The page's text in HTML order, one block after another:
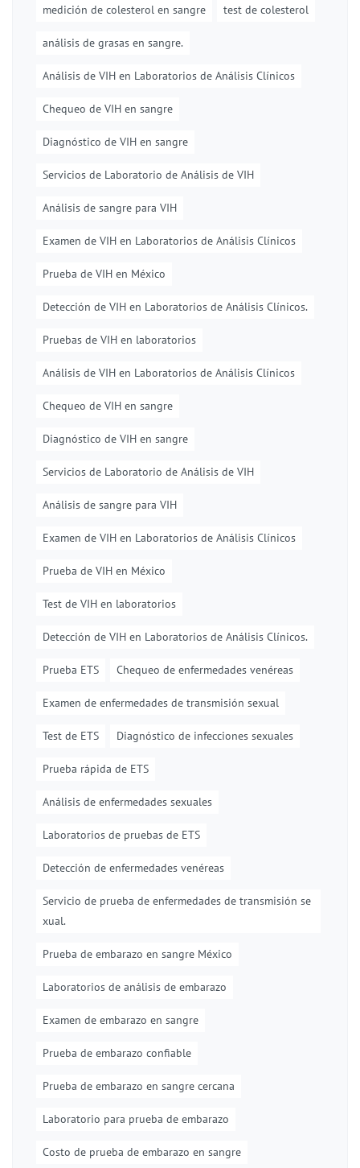
medición de colesterol en sangre test de colesterol
análisis de grasas en sangre.
Análisis de VIH en Laboratorios de Análisis Clínicos
Chequeo de VIH en sangre
Diagnóstico de VIH en sangre
Servicios de Laboratorio de Análisis de VIH
Análisis de sangre para VIH
Examen de VIH en Laboratorios de Análisis Clínicos
Prueba de VIH en México
Detección de VIH en Laboratorios de Análisis Clínicos.
Pruebas de VIH en laboratorios
Análisis de VIH en Laboratorios de Análisis Clínicos
Chequeo de VIH en sangre
Diagnóstico de VIH en sangre
Servicios de Laboratorio de Análisis de VIH
Análisis de sangre para VIH
Examen de VIH en Laboratorios de Análisis Clínicos
Prueba de VIH en México
Test de VIH en laboratorios
Detección de VIH en Laboratorios de Análisis Clínicos.
Prueba ETS Chequeo de enfermedades venéreas
Examen de enfermedades de transmisión sexual
Test de ETS Diagnóstico de infecciones sexuales
Prueba rápida de ETS
Análisis de enfermedades sexuales
Laboratorios de pruebas de ETS
Detección de enfermedades venéreas
Servicio de prueba de enfermedades de transmisión se
xual.
Prueba de embarazo en sangre México
Laboratorios de análisis de embarazo
Examen de embarazo en sangre
Prueba de embarazo confiable
Prueba de embarazo en sangre cercana
Laboratorio para prueba de embarazo
Costo de prueba de embarazo en sangre